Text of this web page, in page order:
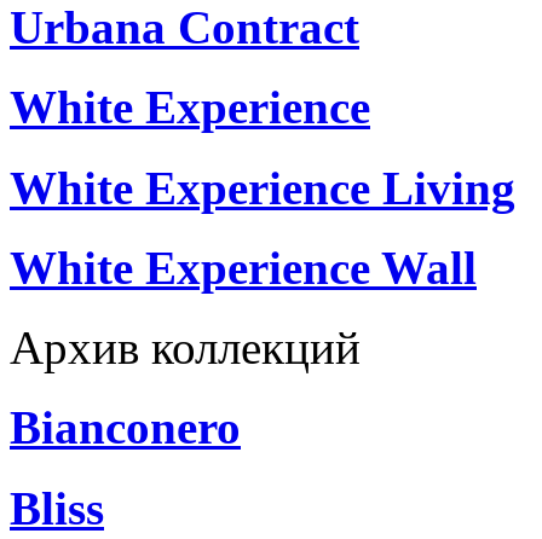
Urbana Contract
White Experience
White Experience Living
White Experience Wall
Архив коллекций
Bianconero
Bliss